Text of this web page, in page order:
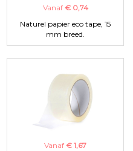
Vanaf € 0,74
Naturel papier eco tape, 15
mm breed.
Vanaf € 1,67